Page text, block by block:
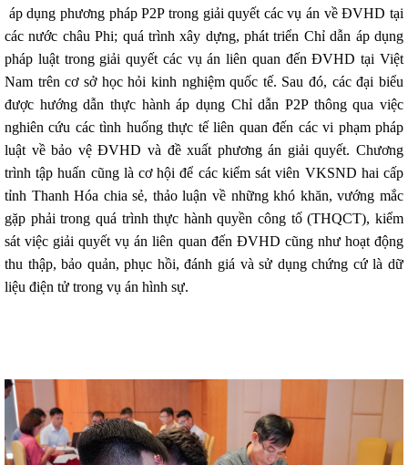
áp dụng phương pháp P2P trong giải quyết các vụ án về ĐVHD tại
các nước châu Phi; quá trình xây dựng, phát triển Chỉ dẫn áp dụng
pháp luật trong giải quyết các vụ án liên quan đến ĐVHD tại Việt
Nam trên cơ sở học hỏi kinh nghiệm quốc tế. Sau đó, các đại biểu
được hướng dẫn thực hành áp dụng Chỉ dẫn P2P thông qua việc
nghiên cứu các tình huống thực tế liên quan đến các vi phạm pháp
luật về bảo vệ ĐVHD và đề xuất phương án giải quyết. Chương
trình tập huấn cũng là cơ hội để các kiểm sát viên VKSND hai cấp
tỉnh Thanh Hóa chia sẻ, thảo luận về những khó khăn, vướng mắc
gặp phải trong quá trình thực hành quyền công tố (THQCT), kiểm
sát việc giải quyết vụ án liên quan đến ĐVHD cũng như hoạt động
thu thập, bảo quản, phục hồi, đánh giá và sử dụng chứng cứ là dữ
liệu điện tử trong vụ án hình sự.